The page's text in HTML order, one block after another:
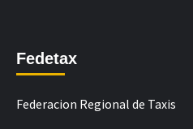
Fedetax
Federacion Regional de Taxis